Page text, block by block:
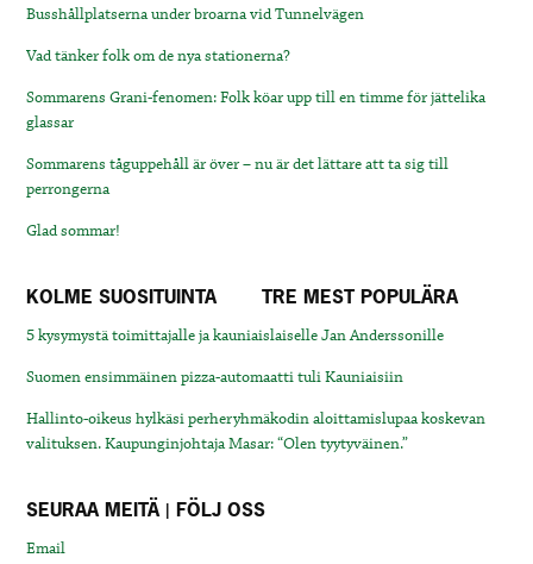
Busshållplatserna under broarna vid Tunnelvägen
Vad tänker folk om de nya stationerna?
Sommarens Grani-fenomen: Folk köar upp till en timme för jättelika
glassar
Sommarens tåguppehåll är över – nu är det lättare att ta sig till
perrongerna
Glad sommar!
KOLME SUOSITUINTA TRE MEST POPULÄRA
5 kysymystä toimittajalle ja kauniaislaiselle Jan Anderssonille
Suomen ensimmäinen pizza-automaatti tuli Kauniaisiin
Hallinto-oikeus hylkäsi perheryhmäkodin aloittamislupaa koskevan
valituksen. Kaupunginjohtaja Masar: “Olen tyytyväinen.”
SEURAA MEITÄ | FÖLJ OSS
Email